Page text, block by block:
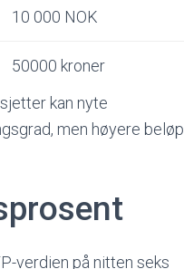
10 000 NOK
50000 kroner
kan nyte
men høyere beløp
verdien på nitten seks